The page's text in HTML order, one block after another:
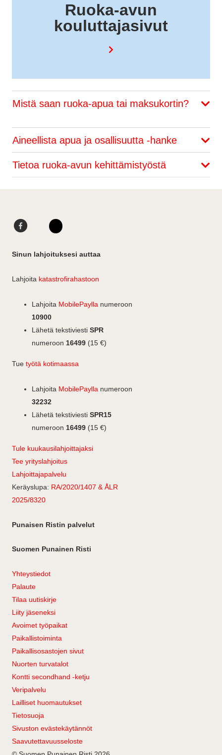
Ruoka-avun
kouluttajasivut
Mistä saan ruoka-apua tai maksukortin?
Aineellista apua ja osallisuutta -hanke
Tietoa ruoka-avun kehittämistyöstä
b
o
n
t
g
r
a
m
e
I
Sinun lahjoituksesi auttaa
Lahjoita katastrofirahastoon
Lahjoita MobilePaylla numeroon
10900
Lähetä tekstiviesti SPR
numeroon 16499 (15 €)
Tue työtä kotimaassa
Lahjoita MobilePaylla numeroon
32232
Lähetä tekstiviesti SPR15
numeroon 16499 (15 €)
Tule kuukausilahjoittajaksi
Tee yrityslahjoitus
Lahjoittajapalvelu
Keräyslupa: RA/2020/1407 & ÅLR
2025/8320
Punaisen Ristin palvelut
Suomen Punainen Risti
Yhteystiedot
Palaute
Tilaa uutiskirje
Liity jäseneksi
Avoimet työpaikat
Paikallistoiminta
Paikallisosastojen sivut
Nuorten turvatalot
Kontti secondhand -ketju
Veripalvelu
Lailliset huomautukset
Tietosuoja
Sivuston evästekäytännöt
Saavutettavuusseloste